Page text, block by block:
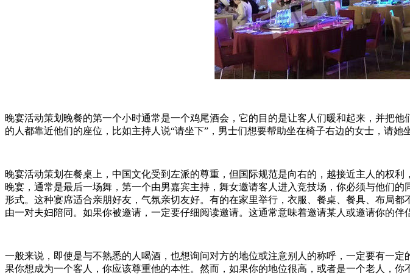
晚宴活动策划晚餐的第一个小时通常是一个鸡尾酒会，它的目的是让客人们暖和起来，并把
的人都靠近他们的座位，比如主持人说“请坐下”，男士们想要帮助坐在椅子右边的女士，请她
晚宴活动策划在餐桌上，中国文化受到左派的尊重，但国际规范是向右的，越接近主人的权
晚宴，通常是最后一场舞，第一个由男嘉宾主持，舞女邀请客人进入竞技场，你必须与他们
形式。这种宴席适合亲朋好友，气氛亲切友好。有的在家里举行，衣服、餐桌、餐具、布局
由一对夫妇陪同。如果你被邀请，一定要仔细阅读邀请。这通常意味着邀请某人或邀请你的
一般来说，即使是与不熟悉的人喝酒，也想询问对方的地位或注意别人的称呼，一定要有一
果你想成为一个客人，你应该尊重他的本性。然而，如果你的地位很高，或者是一个老人，